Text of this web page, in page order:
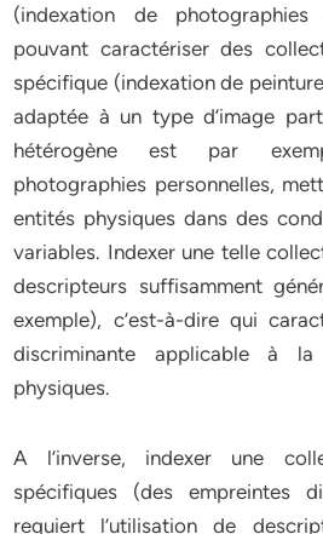
(indexation de
pouvant caractériser des
spécifique (indexation de
adaptée à un type d’image
hétérogène est par
photographies personnelles,
entités physiques dans des
variables. Indexer une telle
descripteurs suffisamment
exemple), c’est-à-dire qui
discriminante applicable à
physiques.
A l’inverse, indexer une
spécifiques (des empreintes
requiert l’utilisation de